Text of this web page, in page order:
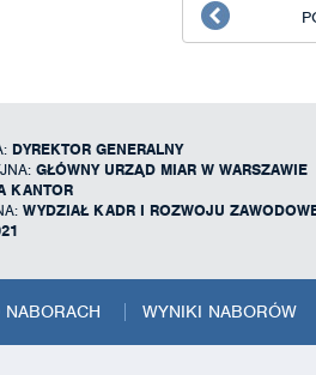
DYREKTOR GENERALNY
GŁÓWNY URZĄD MIAR W WARSZAWIE
KANTOR
WYDZIAŁ KADR I ROZWOJU
WYNIKI NABORÓW